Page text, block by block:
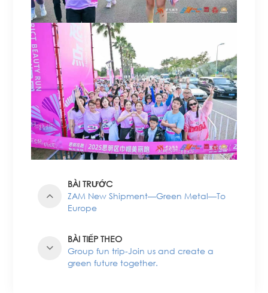
BÀI TRƯỚC
ZAM New Shipment—Green Metal—To
Europe
BÀI TIẾP THEO
Group fun trip-Join us and create a
green future together.